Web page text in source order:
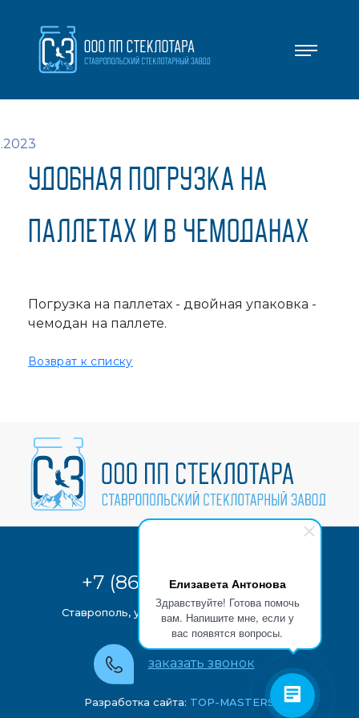
Елизавета Антонова
Здравствуйте! Готова помочь
вам. Напишите мне, если у
вас появятся вопросы.
УДОБНАЯ ПОГРУЗКА НА
ПАЛЛЕТАХ И В ЧЕМОДАНАХ
Погрузка на паллетах - двойная упаковка -
чемодан на паллете.
Возврат к списку
+7 (8652) 28-07-72
Ставрополь, ул. Бабушкина, 7
заказать звонок
Разработка сайта: TOP-MASTERS